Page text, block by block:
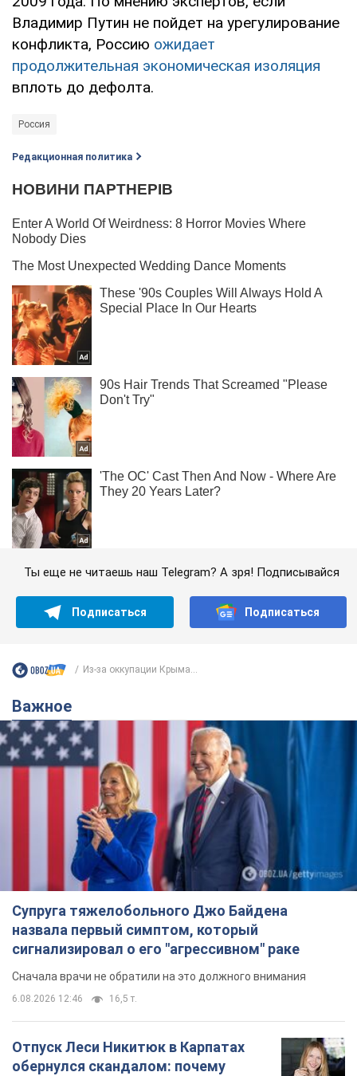
Владимир Путин не пойдет на урегулирование
конфликта, Россию ожидает
продолжительная экономическая изоляция
вплоть до дефолта.
Россия
Редакционная политика
Ты еще не читаешь наш Telegram? А зря! Подписывайся
Подписаться Подписаться
Из-за оккупации Крыма...
Важное
Супруга тяжелобольного Джо Байдена
назвала первый симптом, который
сигнализировал о его "агрессивном" раке
Сначала врачи не обратили на это должного внимания
6.08.2026 12:46 16,5 т.
Отпуск Леси Никитюк в Карпатах
обернулся скандалом: почему